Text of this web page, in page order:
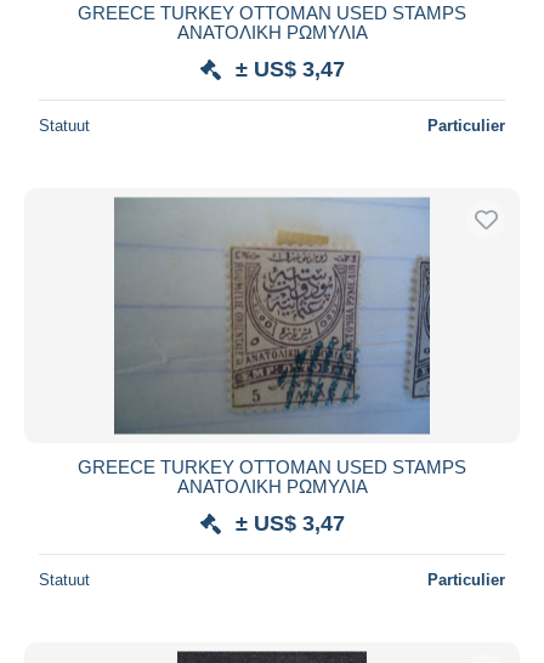
GREECE TURKEY OTTOMAN USED STAMPS
ΑΝΑΤΟΛΙΚΗ ΡΩΜΥΛΙΑ
± US$ 3,47
Statuut Particulier
GREECE TURKEY OTTOMAN USED STAMPS
ΑΝΑΤΟΛΙΚΗ ΡΩΜΥΛΙΑ
± US$ 3,47
Statuut Particulier